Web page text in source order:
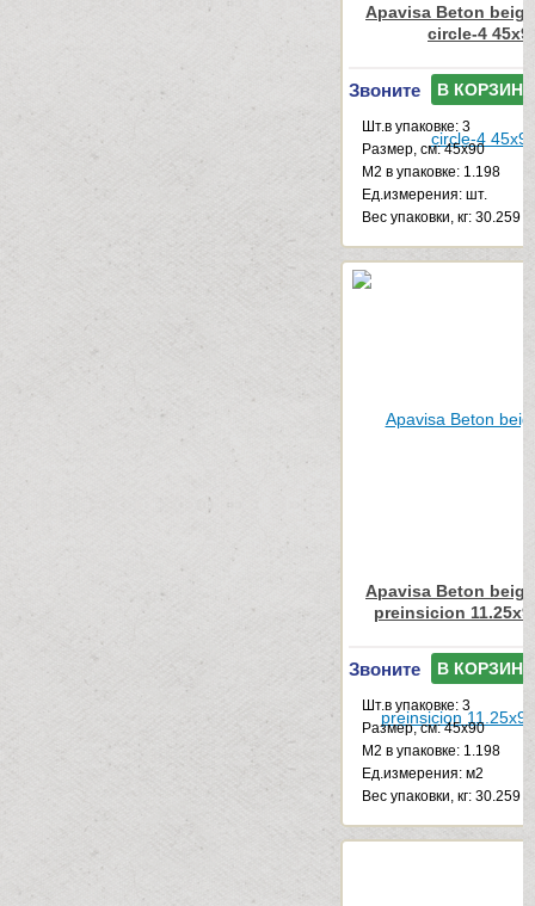
Apavisa Beton
circle-4
Звоните В КОРЗИНУ
Шт.в упаковке: 3
Размер, см: 45x90
М2 в упаковке: 1.198
Ед.измерения: шт.
Веc упаковки, кг: 30.259
Apavisa Beton
preinsicion
Звоните В КОРЗИНУ
Шт.в упаковке: 3
Размер, см: 45x90
М2 в упаковке: 1.198
Ед.измерения: м2
Веc упаковки, кг: 30.259